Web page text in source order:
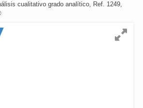
cualitativo grado analítico, Ref. 1249,